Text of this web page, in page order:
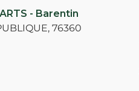
- Barentin
76360